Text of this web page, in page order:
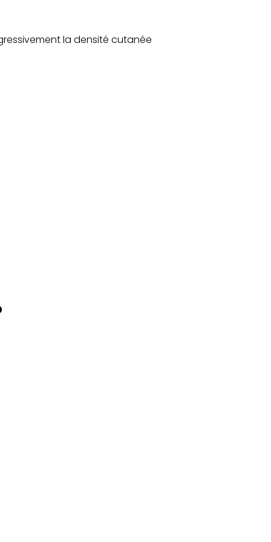
la densité cutanée